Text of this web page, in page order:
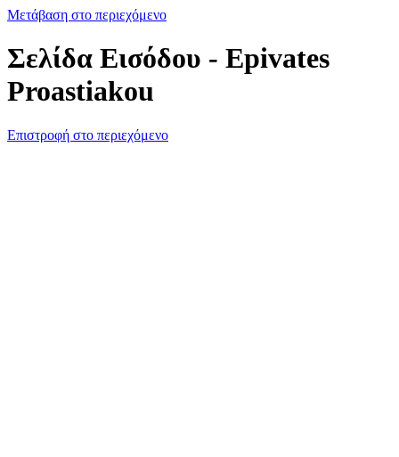
Μετάβαση στο περιεχόμενο
Σελίδα Εισόδου - Epivates
Proastiakou
Επιστροφή στο περιεχόμενο